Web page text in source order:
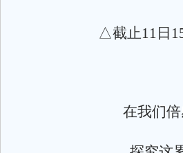
△截止11日
在我们